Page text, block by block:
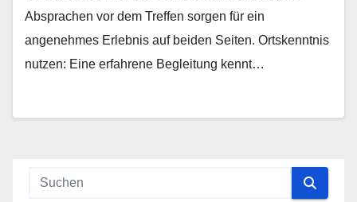
Absprachen vor dem Treffen sorgen für ein
angenehmes Erlebnis auf beiden Seiten. Ortskenntnis
nutzen: Eine erfahrene Begleitung kennt…